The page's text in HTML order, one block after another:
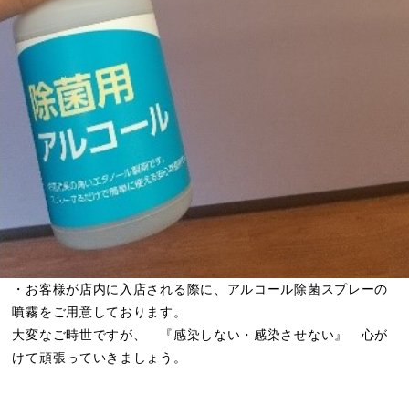
・お客様が店内に入店される際に、アルコール除菌スプレーの
噴霧をご用意しております。
大変なご時世ですが、 『感染しない・感染させない』 心が
けて頑張っていきましょう。